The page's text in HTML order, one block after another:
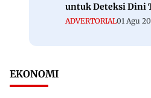
untuk Deteksi Dini
ADVERTORIAL01 Agu
EKONOMI